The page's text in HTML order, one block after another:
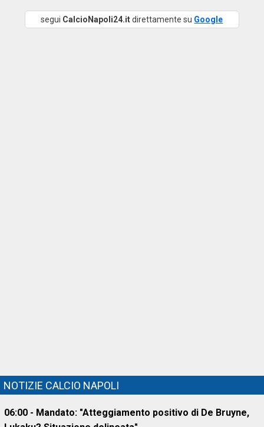
segui CalcioNapoli24.itdirettamente su Google
NOTIZIE CALCIO NAPOLI
06:00 - Mandato: "Atteggiamento positivo di De Bruyne,